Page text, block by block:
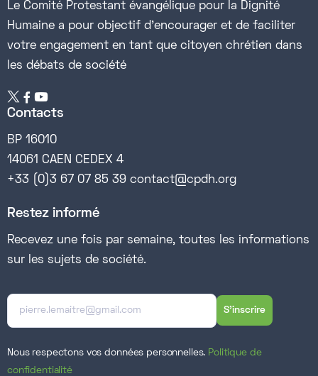
Le Comité Protestant évangélique pour la Dignité
Humaine a pour objectif d’encourager et de faciliter
votre engagement en tant que citoyen chrétien dans
les débats de société
 
Contacts
BP 16010
14061 CAEN CEDEX 4
+33 (0)3 67 07 85 39 contact@cpdh.org
Restez informé
Recevez une fois par semaine, toutes les informations
sur les sujets de société.
Nous respectons vos données personnelles. Politique de
confidentialité